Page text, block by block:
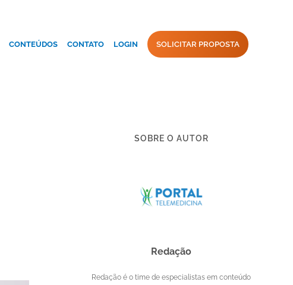
CONTEÚDOS CONTATO SOLICITAR PROPOSTA
LOGIN
SOBRE O AUTOR
Redação
Redação é o time de especialistas em conteúdo